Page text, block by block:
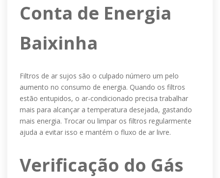
Conta de Energia
Baixinha
Filtros de ar sujos são o culpado número um pelo
aumento no consumo de energia. Quando os filtros
estão entupidos, o ar-condicionado precisa trabalhar
mais para alcançar a temperatura desejada, gastando
mais energia. Trocar ou limpar os filtros regularmente
ajuda a evitar isso e mantém o fluxo de ar livre.
Verificação do Gás